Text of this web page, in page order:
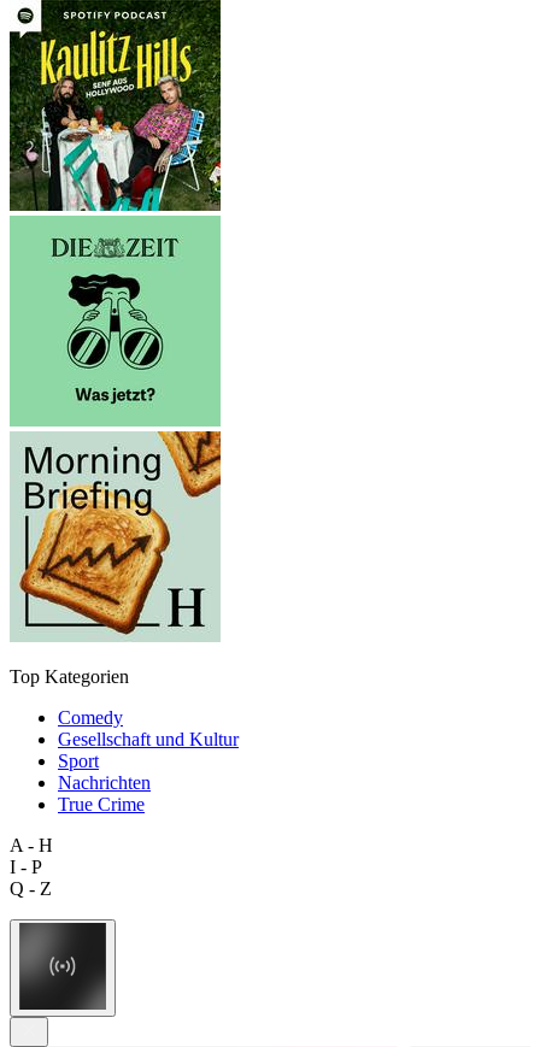
Top Kategorien
Comedy
Gesellschaft und Kultur
Sport
Nachrichten
True Crime
A - H
I - P
Q - Z